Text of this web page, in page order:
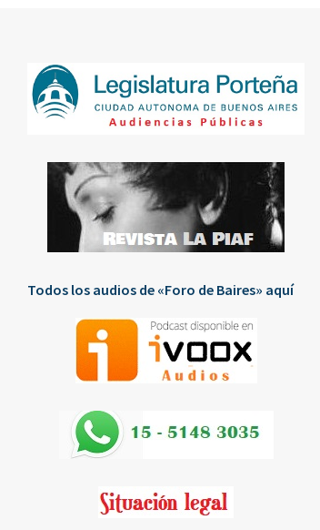
Todos los audios de «Foro de Baires» aquí